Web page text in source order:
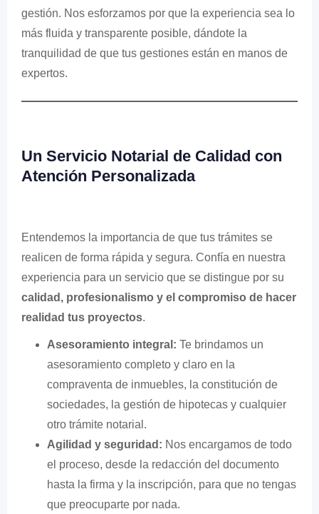
gestión. Nos esforzamos por que la experiencia sea lo
más fluida y transparente posible, dándote la
tranquilidad de que tus gestiones están en manos de
expertos.
Un Servicio Notarial de Calidad con
Atención Personalizada
Entendemos la importancia de que tus trámites se
realicen de forma rápida y segura. Confía en nuestra
experiencia para un servicio que se distingue por su
calidad, profesionalismo y el compromiso de hacer
realidad tus proyectos.
Asesoramiento integral: Te brindamos un
asesoramiento completo y claro en la
compraventa de inmuebles, la constitución de
sociedades, la gestión de hipotecas y cualquier
otro trámite notarial.
Agilidad y seguridad: Nos encargamos de todo
el proceso, desde la redacción del documento
hasta la firma y la inscripción, para que no tengas
que preocuparte por nada.